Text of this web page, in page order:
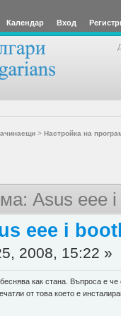
Календар Вход
> Настройка на
Asus eee
eee i
2008, 15:22 »
как стана. Въпроса е
от това което е